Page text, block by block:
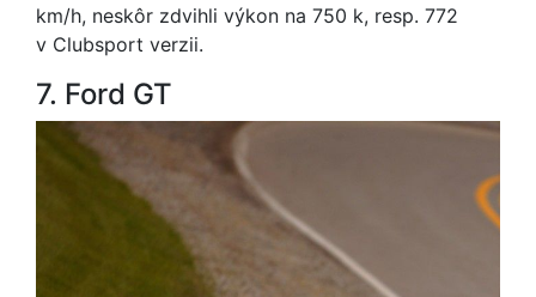
km/h, neskôr zdvihli výkon na 750 k, resp. 772
v Clubsport verzii.
7. Ford GT